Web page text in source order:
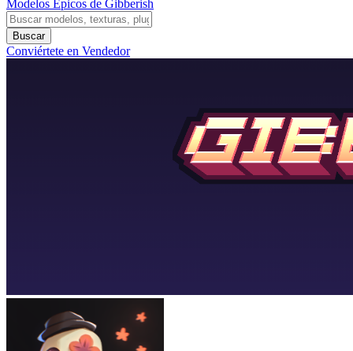
Modelos Épicos de Gibberish
Buscar
Conviértete en Vendedor